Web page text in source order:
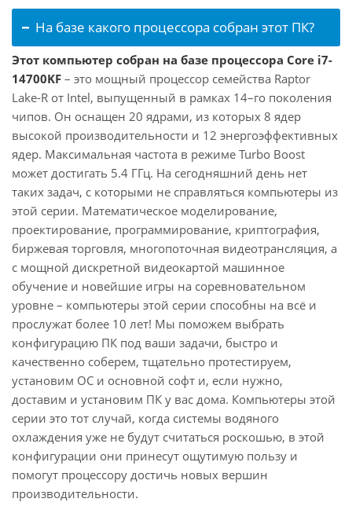
На базе какого процессора собран этот ПК?
Этот компьютер собран на базе процессора Core i7-
14700KF – это мощный процессор семейства Raptor
Lake-R от Intel, выпущенный в рамках 14–го поколения
чипов. Он оснащен 20 ядрами, из которых 8 ядер
высокой производительности и 12 энергоэффективных
ядер. Максимальная частота в режиме Turbo Boost
может достигать 5.4 ГГц. На сегодняшний день нет
таких задач, с которыми не справляться компьютеры из
этой серии. Математическое моделирование,
проектирование, программирование, криптография,
биржевая торговля, многопоточная видеотрансляция, а
с мощной дискретной видеокартой машинное
обучение и новейшие игры на соревновательном
уровне – компьютеры этой серии способны на всё и
прослужат более 10 лет! Мы поможем выбрать
конфигурацию ПК под ваши задачи, быстро и
качественно соберем, тщательно протестируем,
установим ОС и основной софт и, если нужно,
доставим и установим ПК у вас дома. Компьютеры этой
серии это тот случай, когда системы водяного
охлаждения уже не будут считаться роскошью, в этой
конфигурации они принесут ощутимую пользу и
помогут процессору достичь новых вершин
производительности.